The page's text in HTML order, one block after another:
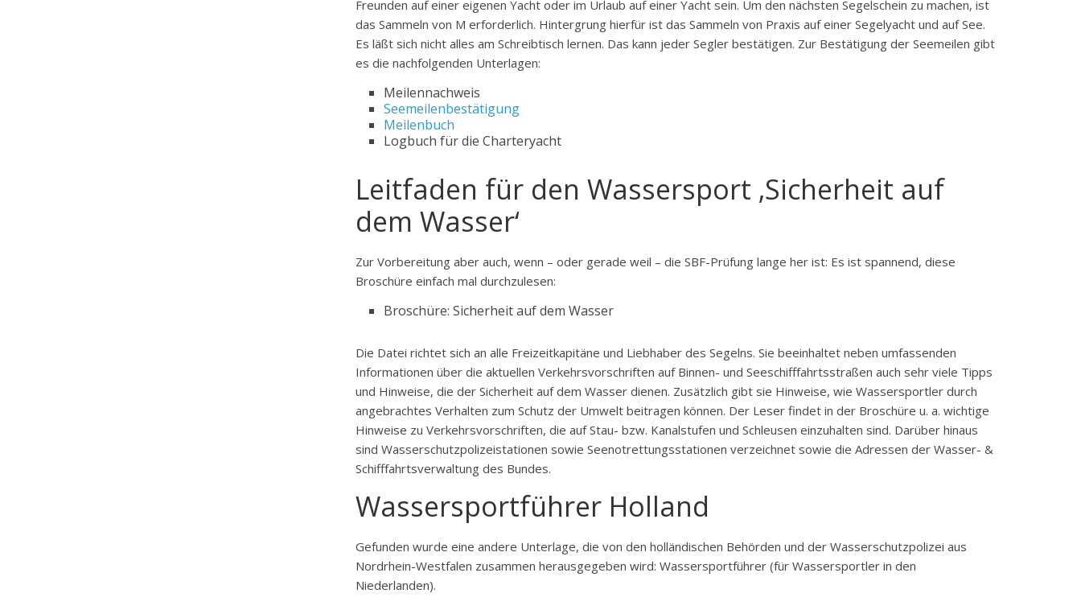
Freunden auf einer eigenen Yacht oder im Urlaub auf einer Yacht sein. Um den nächsten Segelschein zu machen, ist
das Sammeln von M erforderlich. Hintergrung hierfür ist das Sammeln von Praxis auf einer Segelyacht und auf See.
Es läßt sich nicht alles am Schreibtisch lernen. Das kann jeder Segler bestätigen. Zur Bestätigung der Seemeilen gibt
es die nachfolgenden Unterlagen:
Meilennachweis
Seemeilenbestätigung
Meilenbuch
Logbuch für die Charteryacht
Leitfaden für den Wassersport ‚Sicherheit auf
dem Wasser‘
Zur Vorbereitung aber auch, wenn – oder gerade weil – die SBF-Prüfung lange her ist: Es ist spannend, diese
Broschüre einfach mal durchzulesen:
Broschüre: Sicherheit auf dem Wasser
Die Datei richtet sich an alle Freizeitkapitäne und Liebhaber des Segelns. Sie beeinhaltet neben umfassenden
Informationen über die aktuellen Verkehrsvorschriften auf Binnen- und Seeschifffahrtsstraßen auch sehr viele Tipps
und Hinweise, die der Sicherheit auf dem Wasser dienen. Zusätzlich gibt sie Hinweise, wie Wassersportler durch
angebrachtes Verhalten zum Schutz der Umwelt beitragen können. Der Leser findet in der Broschüre u. a. wichtige
Hinweise zu Verkehrsvorschriften, die auf Stau- bzw. Kanalstufen und Schleusen einzuhalten sind. Darüber hinaus
sind Wasserschutzpolizeistationen sowie Seenotrettungsstationen verzeichnet sowie die Adressen der Wasser- &
Schifffahrtsverwaltung des Bundes.
Wassersportführer Holland
Gefunden wurde eine andere Unterlage, die von den holländischen Behörden und der Wasserschutzpolizei aus
Nordrhein-Westfalen zusammen herausgegeben wird: Wassersportführer (für Wassersportler in den
Niederlanden).